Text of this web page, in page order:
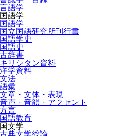
言語学
国語学
国語学
国立国語研究所刊行書
国語学史
国語史
古辞書
キリシタン資料
洋学資料
文法
語彙
文章・文体・表現
音声・音韻・アクセント
方言
国語教育
国文学
古典文学総論